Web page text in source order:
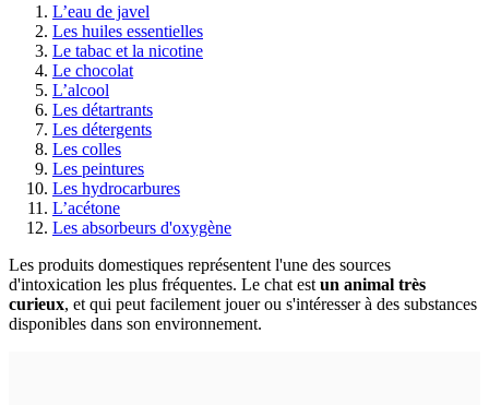
L’eau de javel
Les huiles essentielles
Le tabac et la nicotine
Le chocolat
L’alcool
Les détartrants
Les détergents
Les colles
Les peintures
Les hydrocarbures
L’acétone
Les absorbeurs d'oxygène
Les produits domestiques représentent l'une des sources
d'intoxication les plus fréquentes. Le chat est un animal très
curieux, et qui peut facilement jouer ou s'intéresser à des substances
disponibles dans son environnement.